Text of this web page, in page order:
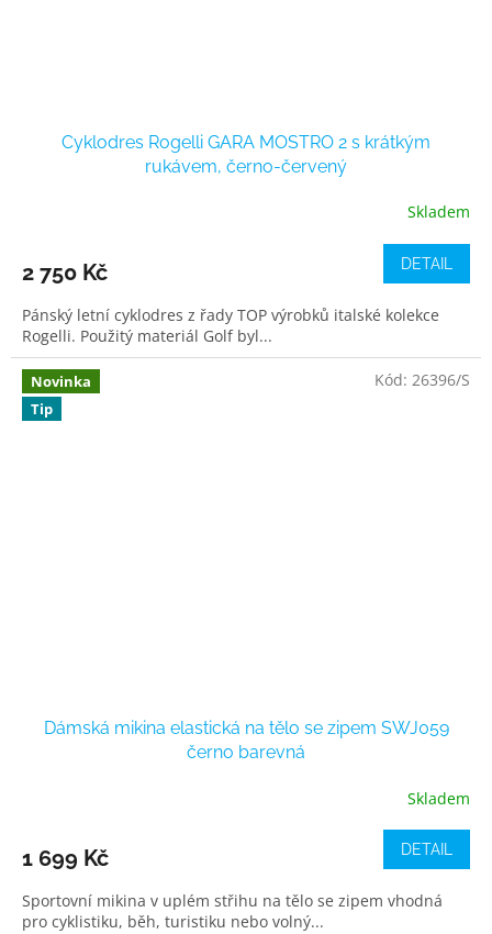
Cyklodres Rogelli GARA MOSTRO 2 s krátkým
rukávem, černo-červený
Skladem
2 750 Kč DETAIL
Pánský letní cyklodres z řady TOP výrobků italské kolekce
Rogelli. Použitý materiál Golf byl...
Novinka
Tip
Dámská mikina elastická na tělo se zipem SWJ059
černo barevná
Skladem
1 699 Kč DETAIL
Sportovní mikina v uplém střihu na tělo se zipem vhodná
pro cyklistiku, běh, turistiku nebo volný...
Kód: 26396/S